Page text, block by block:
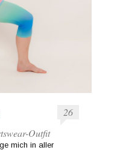
26
Outfit
mich in aller